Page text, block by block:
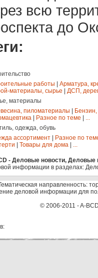
всю
до
работы
Арматура,
материалы, сырье
ДСП,
материалы
пиломатериалы
Разное по теме
...
одежда, обувь
ассортимент
Разное по
Товары для дома ...
- Деловые новости, Деловые
информации в разделах:
направленность:
деловой информации для
© 2006-2011 - A-